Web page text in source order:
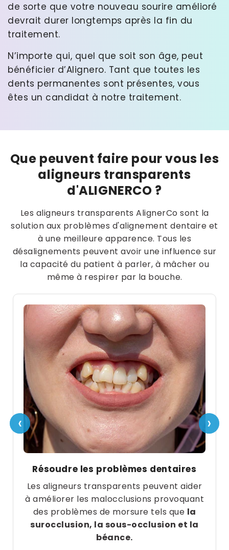
de sorte que votre nouveau sourire amélioré
devrait durer longtemps après la fin du
traitement.
N’importe qui, quel que soit son âge, peut
bénéficier d’Alignero. Tant que toutes les
dents permanentes sont présentes, vous
êtes un candidat à notre traitement.
Que peuvent faire pour vous les
aligneurs transparents
d'ALIGNERCO ?
Les aligneurs transparents AlignerCo sont la
solution aux problèmes d'alignement dentaire et
à une meilleure apparence. Tous les
désalignements peuvent avoir une influence sur
la capacité du patient à parler, à mâcher ou
même à respirer par la bouche.
Résoudre les problèmes dentaires
Les aligneurs transparents peuvent aider
à améliorer les malocclusions provoquant
des problèmes de morsure tels que la
surocclusion, la sous-occlusion et la
béance.
‹ ›
‹ ›